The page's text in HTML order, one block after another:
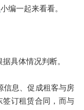
小编一起来看看。
具体情况判断。
息、促成租客与房
签订租赁合同，而与